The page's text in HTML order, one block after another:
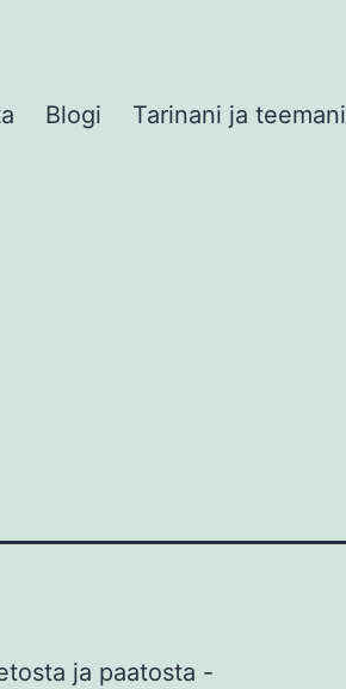
Blogi Tarinani ja teemani
ja paatosta -